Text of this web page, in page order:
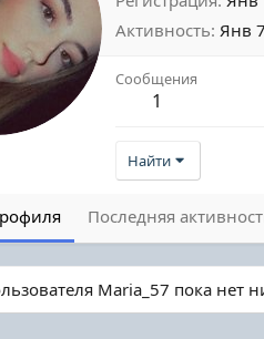
Активность Янв
Сообщения
1
Найти
Последняя
Maria_57 пока нет